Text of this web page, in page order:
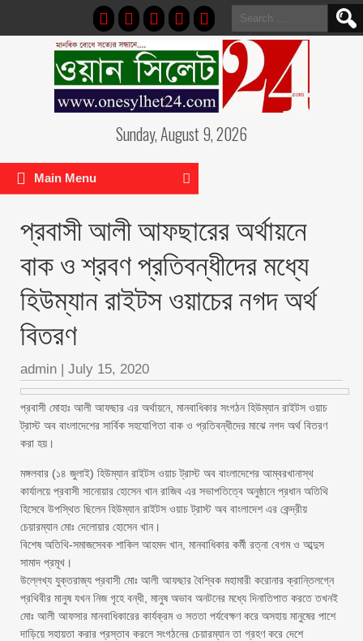
Search
for:
Sunday, August 9, 2026
Main Menu
প্রবাসী আলী আফছারের অর্থায়নে
বাক ও শ্রবণ প্রতিবন্ধীদের মধ্যে
হিউম্যান রাইটস ওয়াচের নগদ অর্থ
বিতরণ
admin | July 15, 2020
প্রবাসী মোহাঃ আলী আফছার এর অর্থায়নে, মানবাধিকার সংগঠন হিউম্যান রাইটস ওয়াচ
ট্রাস্ট অব বাংলাদেশের সার্বিক সহযোগিতা বাক ও প্রতিবন্ধীদের মাঝে নগদ অর্থ বিতরণ
করা হয়।
মঙ্গলবার (১৪ জুলাই) হিউম্যান রাইটস ওয়াচ ট্রাস্ট অব বাংলাদেশের আম্বরখানাস্থ
কার্যালয়ে প্রবাসী সানোয়ার হোসেন খান রাজিব এর সভাপতিত্বে অনুষ্ঠানে প্রধান অতিথি
হিসেবে উপস্থিত ছিলেন হিউম্যান রাইটস ওয়াচ ট্রাস্ট অব বাংলাদেশ এর কেন্দ্রীয়
চেয়ারম্যান মোঃ দেলোয়ার হোসেন খান।
বিশেষ অতিথি-সমাজসেবক শাকিল আহমদ খান, মানবাধিকার কর্মী রত্না বেগম ও আব্দুস
সামাদ প্রমূখ।
উল্লেখ্য যুক্তরাজ্য প্রবাসী মোঃ আলী আফছার বৈশ্বিক মহামারী করোনার ক্রান্তিলগ্নে
প্রথিবীর মানুষ যখন নিজ গৃহে বন্ধী, মানুষ অভাব অনটনের মধ্যে দিনাতিপাত করতে তখনই
মোঃ আলী আফসার মানবাধিকারের কার্যক্রম ও সততা পর্যবেক্ষণ করে অসহায় মানুষের পাশে
দাড়িয়ে সহায়তা করার প্রস্তাব করলে সংগঠনের চেয়ারম্যান তা গ্রহণ করে দেশে